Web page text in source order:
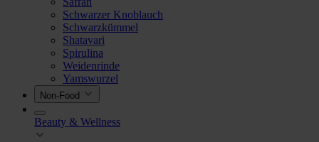
Schwarzer Knoblauch
Schwarzkümmel
Shatavari
Spirulina
Weidenrinde
Yamswurzel
Non-Food
Beauty & Wellness